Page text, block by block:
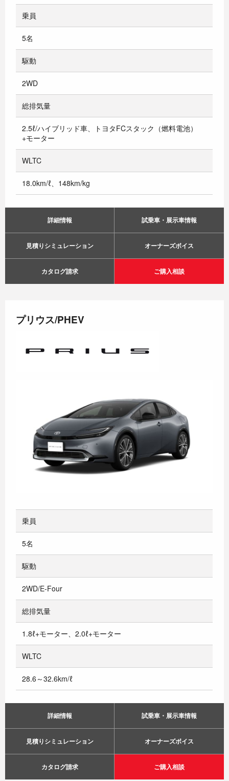
乗員
5名
駆動
2WD
総排気量
2.5ℓ/ハイブリッド車、トヨタFCスタック（燃料電池）
+モーター
WLTC
18.0km/ℓ、148km/kg
詳細情報 試乗車・展示車情報
見積りシミュレーション オーナーズボイス
カタログ請求 ご購入相談
プリウス/PHEV
乗員
5名
駆動
2WD/E-Four
総排気量
1.8ℓ+モーター、2.0ℓ+モーター
WLTC
28.6～32.6km/ℓ
詳細情報 試乗車・展示車情報
見積りシミュレーション オーナーズボイス
カタログ請求 ご購入相談